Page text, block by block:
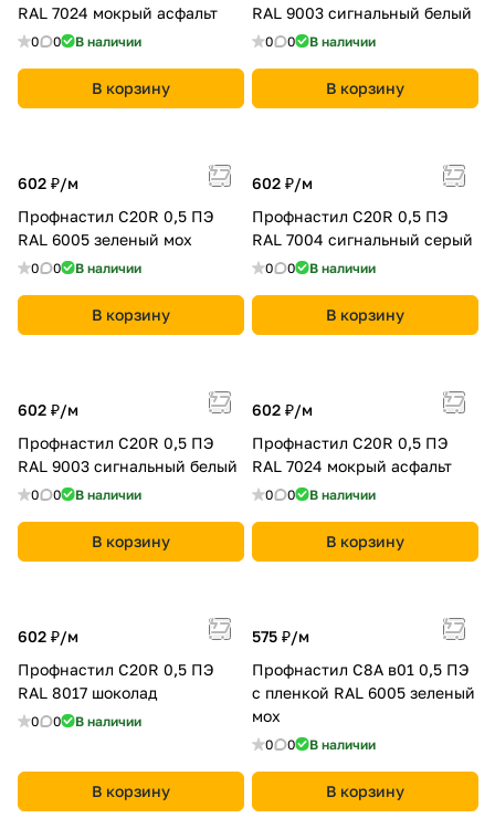
RAL 7024 мокрый асфальт
0 0 В наличии
В корзину
RAL 9003 сигнальный белый
0 0 В наличии
В корзину
602 ₽/м
Профнастил С20R 0,5 ПЭ
RAL 6005 зеленый мох
0 0 В наличии
В корзину
602 ₽/м
Профнастил С20R 0,5 ПЭ
RAL 7004 сигнальный серый
0 0 В наличии
В корзину
602 ₽/м
Профнастил С20R 0,5 ПЭ
RAL 9003 сигнальный белый
0 0 В наличии
В корзину
602 ₽/м
Профнастил С20R 0,5 ПЭ
RAL 7024 мокрый асфальт
0 0 В наличии
В корзину
602 ₽/м
Профнастил С20R 0,5 ПЭ
RAL 8017 шоколад
0 0 В наличии
В корзину
575 ₽/м
Профнастил С8A в01 0,5 ПЭ
с пленкой RAL 6005 зеленый
мох
0 0 В наличии
В корзину